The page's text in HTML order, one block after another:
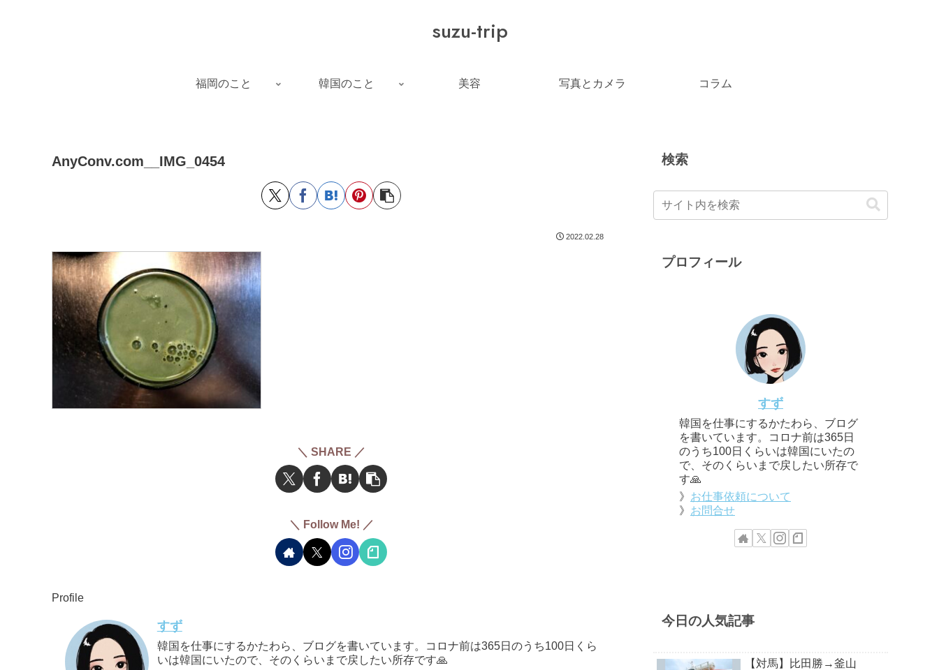
suzu-trip
福岡のこと 韓国のこと 美容 写真とカメラ コラム
AnyConv.com__IMG_0454
2022.02.28
＼ SHARE ／
＼ Follow Me! ／
Profile
すず
韓国を仕事にするかたわら、ブログを書いています。コロナ前は365日のうち100日くら
いは韓国にいたので、そのくらいまで戻したい所存です🙏
検索
プロフィール
すず
韓国を仕事にするかたわら、ブログ
を書いています。コロナ前は365日
のうち100日くらいは韓国にいたの
で、そのくらいまで戻したい所存で
す🙏
》 お仕事依頼について
》 お問合せ
今日の人気記事
【対馬】比田勝→釜山